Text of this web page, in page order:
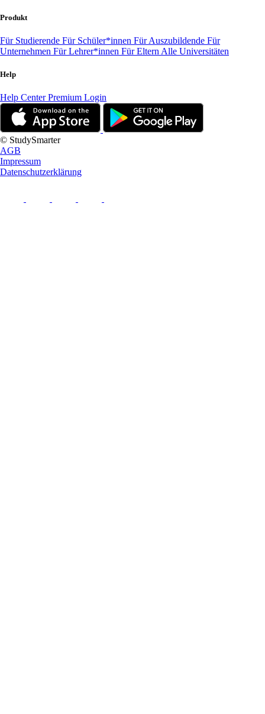
Produkt
Für Studierende Für Schüler*innen Für Auszubildende Für
Unternehmen Für Lehrer*innen Für Eltern Alle Universitäten
Help
Help CenterPremium Login
© StudySmarter
AGB
Impressum
Datenschutzerklärung